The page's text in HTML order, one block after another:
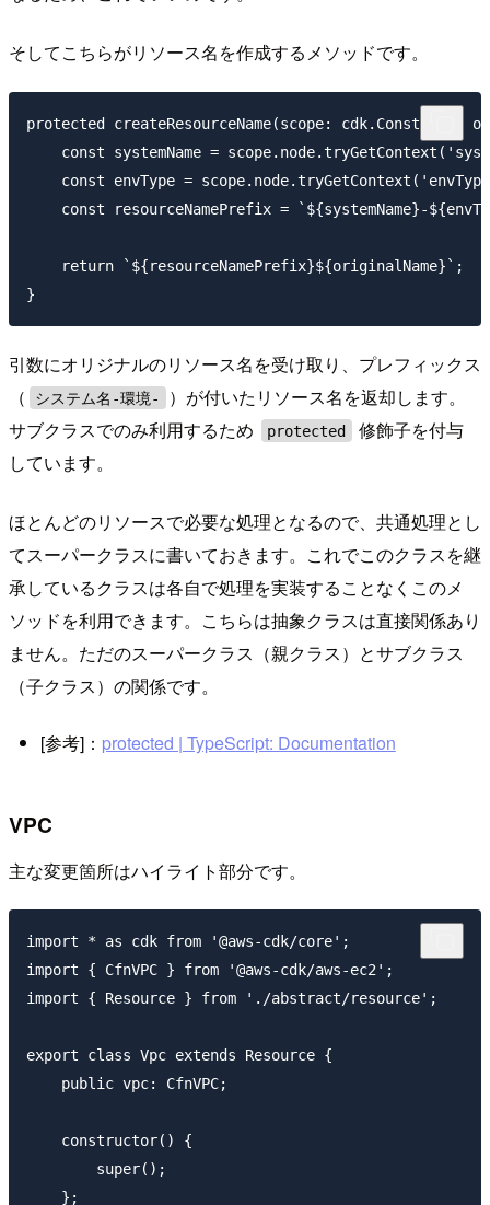
そしてこちらがリソース名を作成するメソッドです。
protected createResourceName(scope:
const systemName =
const envType =
const resourceNamePrefix = `${systemName}-
    return `${resourceNamePrefix}${originalName}`;
引数にオリジナルのリソース名を受け取り、プレフィックス
（
システム名-環境-
）が付いたリソース名を返却します。
サブクラスでのみ利用するため
protected
修飾子を付与
しています。
ほとんどのリソースで必要な処理となるので、共通処理とし
てスーパークラスに書いておきます。これでこのクラスを継
承しているクラスは各自で処理を実装することなくこのメ
ソッドを利用できます。こちらは抽象クラスは直接関係あり
ません。ただのスーパークラス（親クラス）とサブクラス
（子クラス）の関係です。
[参考]： protected | TypeScript: Documentation
VPC
主な変更箇所はハイライト部分です。
import * as cdk from '@aws-cdk/core';
import { CfnVPC } from '@aws-cdk/aws-ec2';
import { Resource } from './abstract/resource';
export class Vpc extends Resource {
    public vpc: CfnVPC;
    constructor() {
        super();
    };